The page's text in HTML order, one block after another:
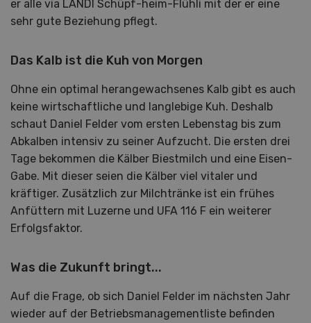
er alle via LANDI Schüpf-heim-Flühli mit der er eine
sehr gute Beziehung pflegt.
Das Kalb ist die Kuh von Morgen
Ohne ein optimal herangewachsenes Kalb gibt es auch
keine wirtschaftliche und langlebige Kuh. Deshalb
schaut Daniel Felder vom ersten Lebenstag bis zum
Abkalben intensiv zu seiner Aufzucht. Die ersten drei
Tage bekommen die Kälber Biestmilch und eine Eisen-
Gabe. Mit dieser seien die Kälber viel vitaler und
kräftiger. Zusätzlich zur Milchtränke ist ein frühes
Anfüttern mit Luzerne und UFA 116 F ein weiterer
Erfolgsfaktor.
Was die Zukunft bringt...
Auf die Frage, ob sich Daniel Felder im nächsten Jahr
wieder auf der Betriebsmanagementliste befinden